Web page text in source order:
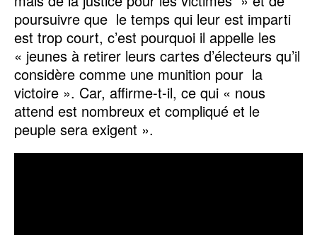
poursuivre que le temps qui leur est imparti
est trop court, c’est pourquoi il appelle les
« jeunes à retirer leurs cartes d’électeurs qu’il
considère comme une munition pour la
victoire ». Car, affirme-t-il, ce qui « nous
attend est nombreux et compliqué et le
peuple sera exigent ».